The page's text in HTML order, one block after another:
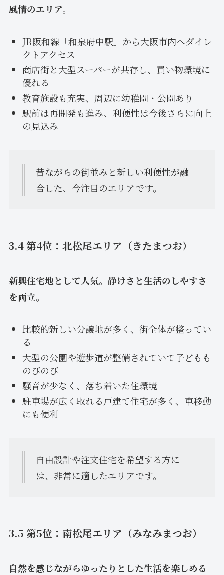
風情のエリア。
JR阪和線「和泉府中駅」から大阪市内へダイレ
クトアクセス
商店街と大型スーパーが共存し、買い物環境に
優れる
教育施設も充実、周辺に幼稚園・公園あり
駅前は再開発も進み、利便性は今後さらに向上
の見込み
昔ながらの街並みと新しい利便性が融
合した、今注目のエリアです。
3.4 第4位：北松尾エリア（きたまつお）
新興住宅地として人気。静けさと生活のしやすさ
を両立。
比較的新しい分譲地が多く、街全体が整ってい
る
大型の公園や遊歩道が整備されていて子どもも
のびのび
騒音が少なく、落ち着いた住環境
駐車場が広く取れる戸建て住宅が多く、車移動
にも便利
自由設計や注文住宅を希望する方に
は、非常に適したエリアです。
3.5 第5位：南松尾エリア（みなみまつお）
自然を感じながらゆったりとした生活を楽しめる